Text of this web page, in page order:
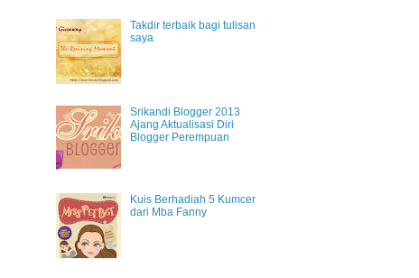
Takdir terbaik bagi tulisan
saya
Srikandi Blogger 2013
Ajang Aktualisasi Diri
Blogger Perempuan
Kuis Berhadiah 5 Kumcer
dari Mba Fanny